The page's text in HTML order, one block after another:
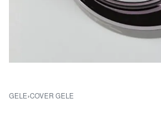
GELE›COVER GELE